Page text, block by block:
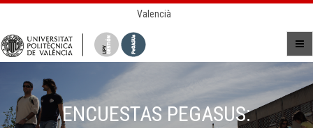
Valencià
ENCUESTAS PEGASUS: